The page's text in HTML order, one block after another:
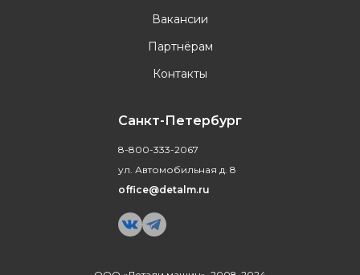
Вакансии
Партнёрам
Контакты
Санкт-Петербург
8-800-333-2067
ул. Автомобильная д. 8
office@detalm.ru